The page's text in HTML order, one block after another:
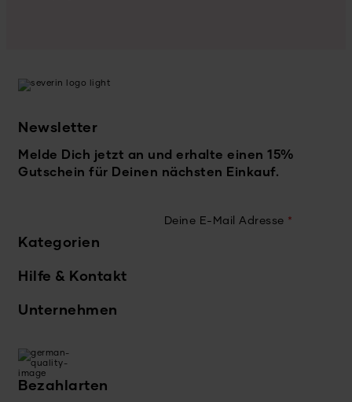
Newsletter
Melde Dich jetzt an und erhalte einen 15%
Gutschein für Deinen nächsten Einkauf.
Deine E-Mail Adresse *
Kategorien
Hilfe & Kontakt
Unternehmen
Bezahlarten